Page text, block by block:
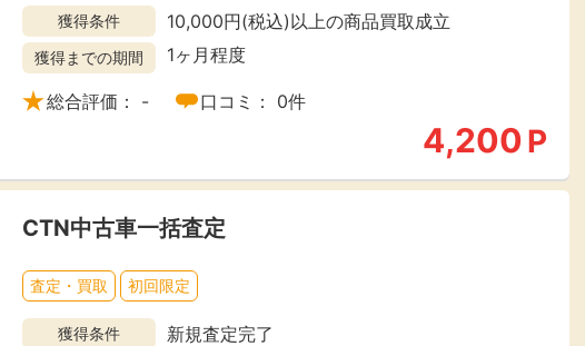
楽天ビューティ 楽天24 楽天トラベル
購入額の1%P 購入額の1%P
その他の楽天サービス
ポイ活
獲得条件 10,000円(税込)以上の商品買取成立
獲得までの期間 1ヶ月程度
総合評価： - 口コミ： 0件
4,200 P
CTN中古車一括査定
査定・買取 初回限定
獲得条件 新規査定完了